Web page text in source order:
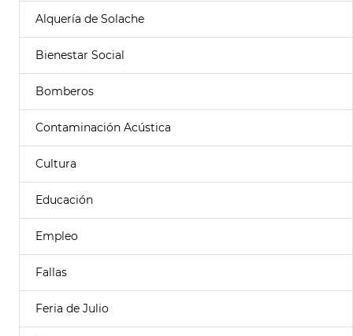
Alquería de Solache
Bienestar Social
Bomberos
Contaminación Acústica
Cultura
Educación
Empleo
Fallas
Feria de Julio